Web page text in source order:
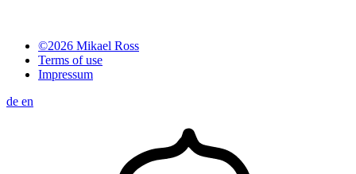
©2026 Mikael Ross
Terms of use
Impressum
de en